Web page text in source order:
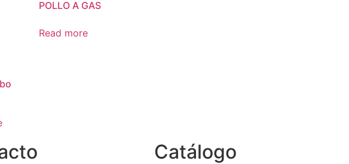
POLLO A GAS
Read more
Catálogo